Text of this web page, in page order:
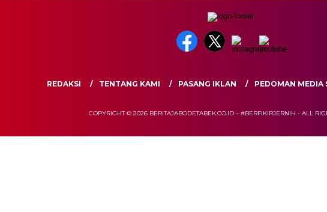
REDAKSI TENTANG KAMI PASANG IKLAN PEDOMAN MEDIA
COPYRIGHT © 2026 BERITAJABODETABEK.CO.ID – #BERFIKIRJERNIH - ALL